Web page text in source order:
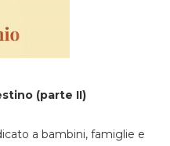
(parte II)
a bambini, famiglie e